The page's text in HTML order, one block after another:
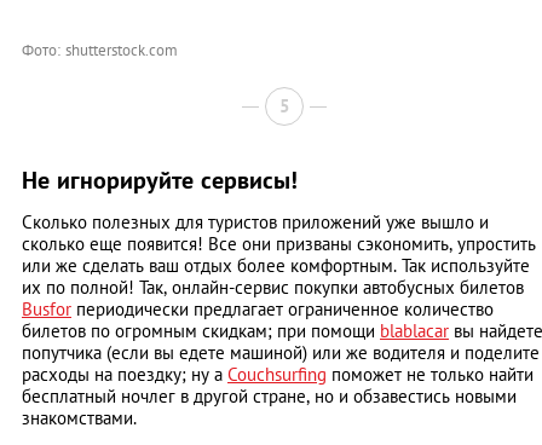
Фото: shutterstock.com
5
Не игнорируйте сервисы!
Сколько полезных для туристов приложений уже вышло и
сколько еще появится! Все они призваны сэкономить, упростить
или же сделать ваш отдых более комфортным. Так используйте
их по полной! Так, онлайн-сервис покупки автобусных билетов
Busfor периодически предлагает ограниченное количество
билетов по огромным скидкам; при помощи blablacar вы найдете
попутчика (если вы едете машиной) или же водителя и поделите
расходы на поездку; ну а Couchsurfing поможет не только найти
бесплатный ночлег в другой стране, но и обзавестись новыми
знакомствами.